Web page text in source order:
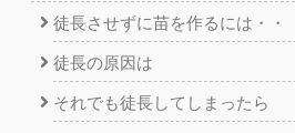
徒長させずに苗を作るには・・
徒長の原因は
それでも徒長してしまったら